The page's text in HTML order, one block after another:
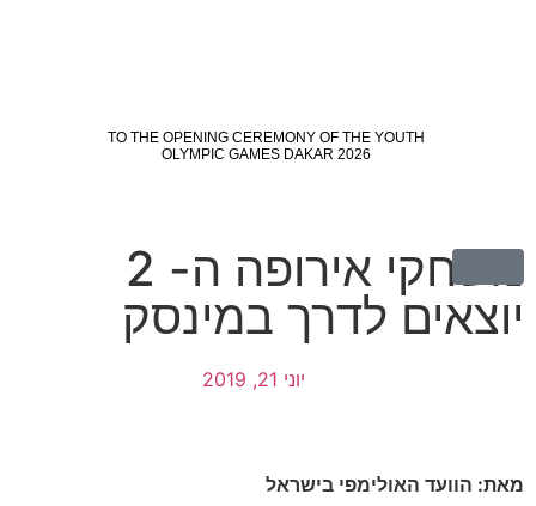
משחקי אירופה ה- 2
יוצאים לדרך במינסק
יוני 21, 2019
מאת: הוועד האולימפי בישראל